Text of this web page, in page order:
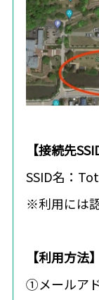
【接続先
SSID名：
※利用には
【利用方法】
①メールア